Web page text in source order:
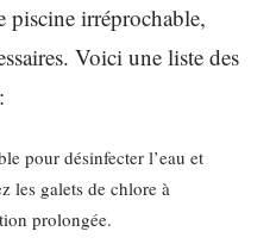
piscine irréprochable,
Voici une liste des
pour désinfecter l’eau et
les galets de chlore à
prolongée.